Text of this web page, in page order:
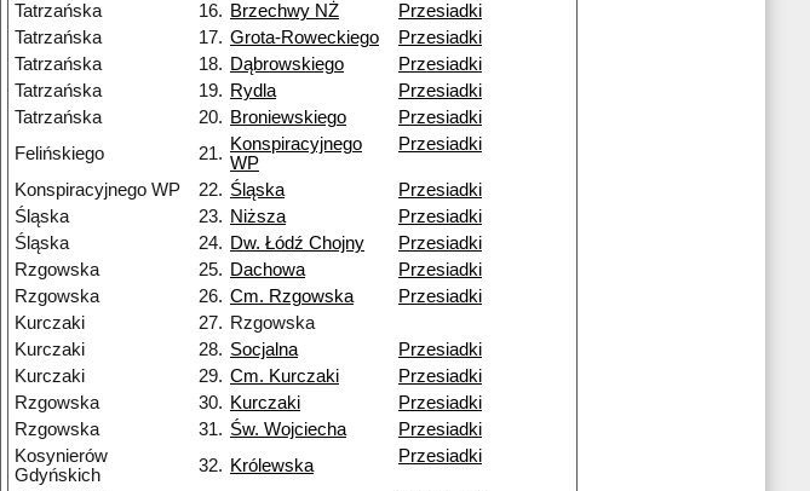
Tatrzańska
16. Brzechwy NŻ
Przesiadki
Tatrzańska
17. Grota-Roweckiego
Przesiadki
Tatrzańska
18. Dąbrowskiego
Przesiadki
Tatrzańska
19. Rydla
Przesiadki
Tatrzańska
20. Broniewskiego
Przesiadki
Felińskiego
21. Konspiracyjnego
WP
Przesiadki
Konspiracyjnego WP 22. Śląska
Przesiadki
Śląska
23. Niższa
Przesiadki
Śląska
24. Dw. Łódź Chojny
Przesiadki
Rzgowska
25. Dachowa
Przesiadki
Rzgowska
26. Cm. Rzgowska
Przesiadki
Kurczaki
27. Rzgowska
Kurczaki
28. Socjalna
Przesiadki
Kurczaki
29. Cm. Kurczaki
Przesiadki
Rzgowska
30. Kurczaki
Przesiadki
Rzgowska
31. Św. Wojciecha
Przesiadki
Kosynierów
Gdyńskich
32. Królewska Przesiadki